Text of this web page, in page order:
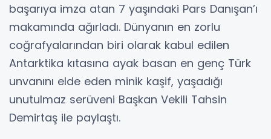
başarıya imza atan 7 yaşındaki Pars Danışan’ı
makamında ağırladı. Dünyanın en zorlu
coğrafyalarından biri olarak kabul edilen
Antarktika kıtasına ayak basan en genç Türk
unvanını elde eden minik kaşif, yaşadığı
unutulmaz serüveni Başkan Vekili Tahsin
Demirtaş ile paylaştı.